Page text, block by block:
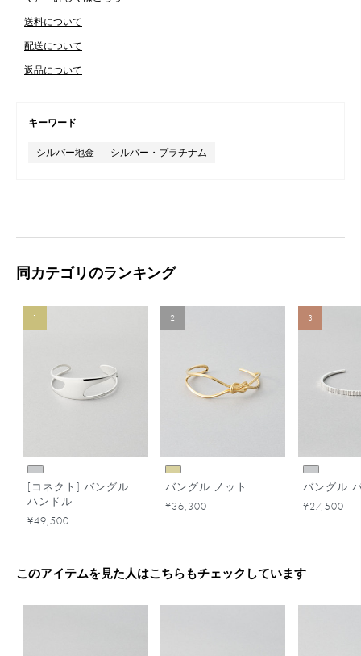
送料について
配送について
返品について
キーワード
シルバー地金 シルバー・プラチナム
同カテゴリのランキング
1
[コネクト] バングル
ハンドル
¥49,500
2
バングル ノット
¥36,300
3
バングル
¥27,500
このアイテムを見た人はこちらもチェックしています